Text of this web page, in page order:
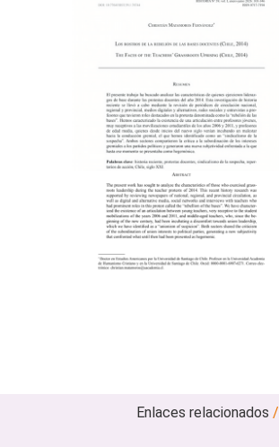
Enlaces relacionados/